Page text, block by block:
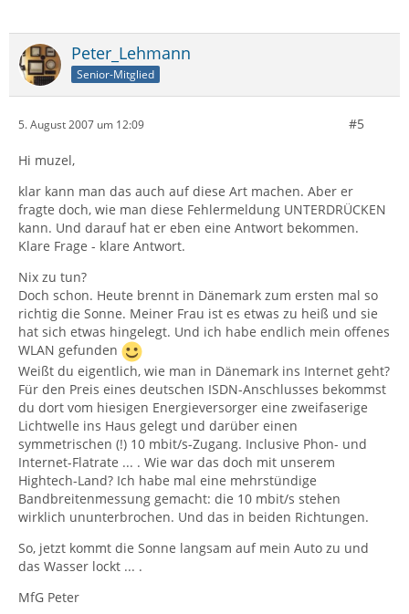
Peter_Lehmann
Senior-Mitglied
5. August 2007 um 12:09 #5
Hi muzel,
klar kann man das auch auf diese Art machen. Aber er
fragte doch, wie man diese Fehlermeldung UNTERDRÜCKEN
kann. Und darauf hat er eben eine Antwort bekommen.
Klare Frage - klare Antwort.
Nix zu tun?
Doch schon. Heute brennt in Dänemark zum ersten mal so
richtig die Sonne. Meiner Frau ist es etwas zu heiß und sie
hat sich etwas hingelegt. Und ich habe endlich mein offenes
WLAN gefunden
Weißt du eigentlich, wie man in Dänemark ins Internet geht?
Für den Preis eines deutschen ISDN-Anschlusses bekommst
du dort vom hiesigen Energieversorger eine zweifaserige
Lichtwelle ins Haus gelegt und darüber einen
symmetrischen (!) 10 mbit/s-Zugang. Inclusive Phon- und
Internet-Flatrate ... . Wie war das doch mit unserem
Hightech-Land? Ich habe mal eine mehrstündige
Bandbreitenmessung gemacht: die 10 mbit/s stehen
wirklich ununterbrochen. Und das in beiden Richtungen.
So, jetzt kommt die Sonne langsam auf mein Auto zu und
das Wasser lockt ... .
MfG Peter